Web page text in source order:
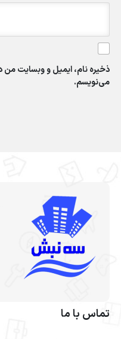
ذخیره نام، ایمیل و وبسایت من
می‌نویسم.
تماس با ما